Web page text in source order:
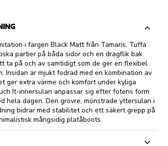
i färgen Black Matt från Tamaris. Tuffa
partier på båda sidor och en dragflik bak
ta på och av samtidigt som de ger en flexibel
Insidan är mjukt fodrad med en kombination av
ger extra värme och komfort under kyliga
It-innersulan anpassar sig efter fotens form
hela dagen. Den grövre, mönstrade yttersulan i
bidrar med stabilitet och ett säkert grepp på
mångsidig platåboots.